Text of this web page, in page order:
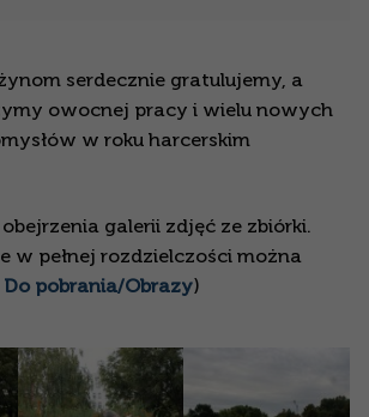
serdecznie gratulujemy, a
owocnej pracy i wielu nowych
w roku harcerskim
galerii zdjęć ze zbiórki.
w pełnej rozdzielczości można
Do pobrania/Obrazy)